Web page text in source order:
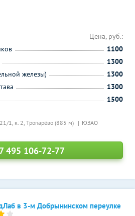
1, к. 2, Тропарёво (885 м) ЮЗАО
Цена, руб.:
1100
1300
железы)
1300
1300
1500
495 106-72-77
в 3-м Добрынинском переулке